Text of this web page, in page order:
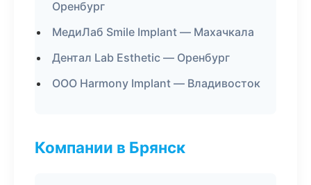
Оренбург
МедиЛаб Smile Implant — Махачкала
Дентал Lab Esthetic — Оренбург
ООО Harmony Implant — Владивосток
Компании в Брянск